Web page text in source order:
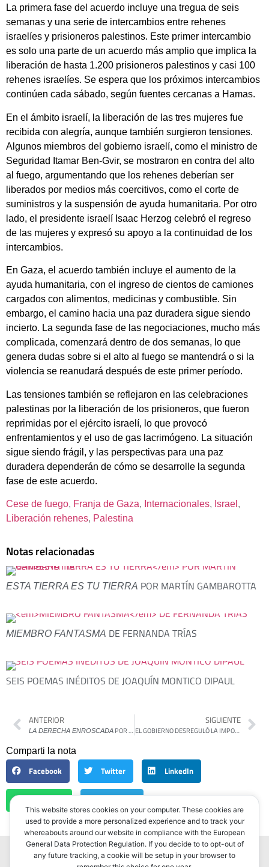
La primera fase del acuerdo incluye una tregua de seis
semanas y una serie de intercambios entre rehenes
israelíes y prisioneros palestinos. Este primer intercambio
es solo una parte de un acuerdo más amplio que implica la
liberación de hasta 1.200 prisioneros palestinos y casi 100
rehenes israelíes. Se espera que los próximos intercambios
continúen cada sábado, según fuentes cercanas a Hamas.
En el ámbito israelí, la liberación de las tres mujeres fue
recibida con alegría, aunque también surgieron tensiones.
Algunos miembros del gobierno israelí, como el ministro de
Seguridad Itamar Ben-Gvir, se mostraron en contra del alto
al fuego, argumentando que los rehenes deberían ser
liberados por medios más coercitivos, como el corte de
suministros y la suspensión de ayuda humanitaria. Por otro
lado, el presidente israelí Isaac Herzog celebró el regreso
de las mujeres y expresó su apoyo a la continuidad de los
intercambios.
En Gaza, el acuerdo también incluye el aumento de la
ayuda humanitaria, con el ingreso de cientos de camiones
cargados con alimentos, medicinas y combustible. Sin
embargo, el camino hacia una paz duradera sigue siendo
incierto. La segunda fase de las negociaciones, mucho más
complicada, comenzará dentro de dos semanas, lo que
genera dudas sobre si el alto al fuego se mantendrá o si la
violencia se reanudará después de este primer período.
Las tensiones también se reflejaron en las celebraciones
palestinas por la liberación de los prisioneros, que fueron
reprimidas por el ejército israelí, lo que provocó
enfrentamientos y el uso de gas lacrimógeno. La situación
sigue siendo frágil, y las perspectivas para una paz
duradera dependerán de cómo se desarrolle la segunda
fase de este acuerdo.
Cese de fuego, Franja de Gaza, Internacionales, Israel
Liberación rehenes, Palestina
Notas relacionadas
ESTA TIERRA ES TU TIERRA POR MARTÍN GAMBAROTTA
MIEMBRO FANTASMA DE FERNANDA TRÍAS
SEIS POEMAS INÉDITOS DE JOAQUÍN MONTICO DIPAUL
ANTERIOR
LA DERECHA ENROSCADAPOR MARTÍN GAMBAROTTA
SIGUIENTE
EL GOBIERNO DESREGULÓ LA IMPORTACIÓN Y EXPORTACIÓN DE ALIMENTOS: CUÁLES SON SUS IMPLICANCIAS
Comparti la nota
Facebook Twitter LinkedIn
This website stores cookies on your computer. These cookies are
used to provide a more personalized experience and to track your
whereabouts around our website in compliance with the European
General Data Protection Regulation. If you decide to to opt-out of
any future tracking, a cookie will be setup in your browser to